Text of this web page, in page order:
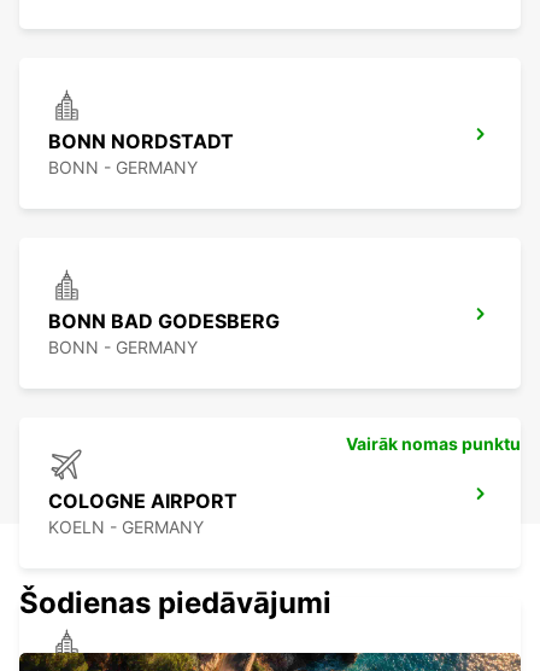
BONN NORDSTADT
BONN - GERMANY
BONN BAD GODESBERG
BONN - GERMANY
COLOGNE AIRPORT
KOELN - GERMANY
Vairāk nomas punktu
Šodienas piedāvājumi